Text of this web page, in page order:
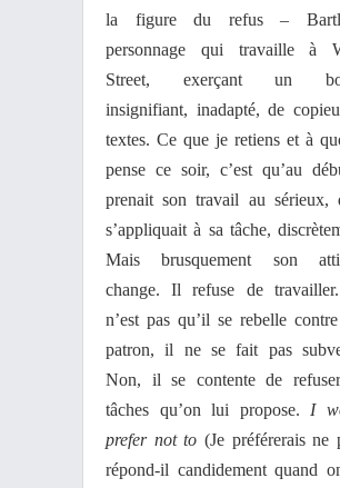
la figure du refus –
personnage qui travaille à
Street, exerçant un
insignifiant, inadapté, de
textes. Ce que je retiens et à
pense ce soir, c’est qu’au
prenait son travail au sérieux,
s’appliquait à sa tâche,
Mais brusquement son
change. Il refuse de
n’est pas qu’il se rebelle
patron, il ne se fait pas
Non, il se contente de
tâches qu’on lui propose. I
prefer not to (Je préférerais ne
répond-il candidement quand